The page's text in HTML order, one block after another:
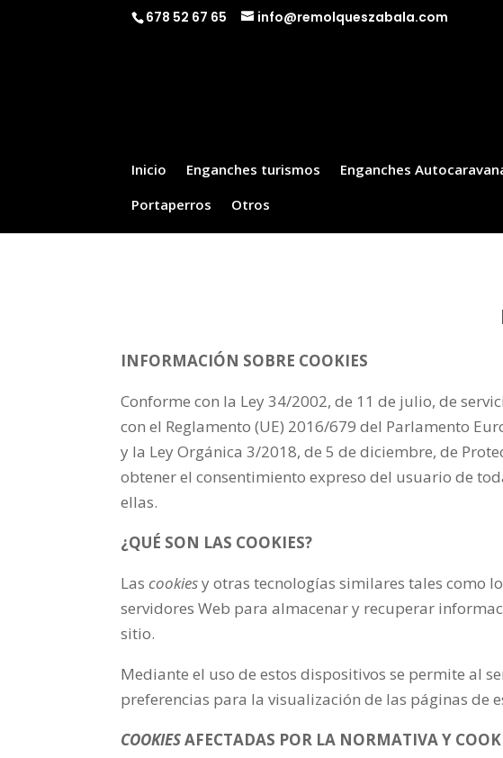
678 52 67 65 info@remolqueszabala.com
Inicio Enganches turismos Enganches
Portaperros
Otros
INFORMACIÓN SOBRE COOKIES
Conforme con la Ley 34/2002, de 11 de julio, de
con el Reglamento (UE) 2016/679 del Parlamento
y la Ley Orgánica 3/2018, de 5 de diciembre, de
obtener el consentimiento expreso del usuario de
ellas.
¿QUÉ SON LAS COOKIES?
Las cookiesy otras tecnologías similares tales como
servidores Web para almacenar y recuperar
sitio.
Mediante el uso de estos dispositivos se permite al
preferencias para la visualización de las páginas de
COOKIESAFECTADAS POR LA NORMATIVA Y